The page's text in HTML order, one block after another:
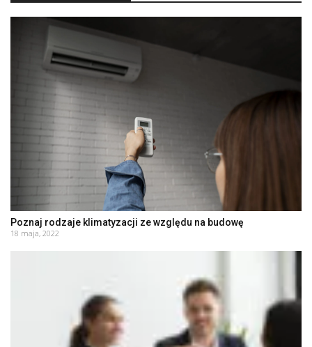
Poznaj rodzaje klimatyzacji ze względu na budowę
18 maja, 2022